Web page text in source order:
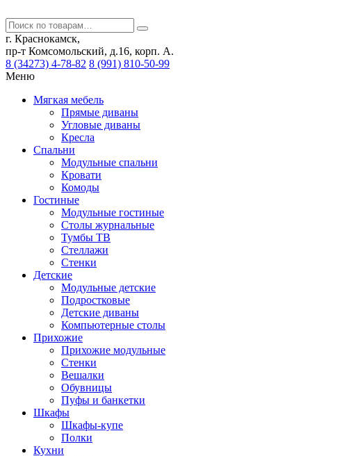
г. Краснокамск,
пр-т Комсомольский, д.16, корп. А.
8 (34273) 4-78-82 8 (991) 810-50-99
Меню
Мягкая мебель
Прямые диваны
Угловые диваны
Кресла
Спальни
Модульные спальни
Кровати
Комоды
Гостиные
Модульные гостиные
Столы журнальные
Тумбы ТВ
Стеллажи
Стенки
Детские
Модульные детские
Подростковые
Детские диваны
Компьютерные столы
Прихожие
Прихожие модульные
Стенки
Вешалки
Обувницы
Пуфы и банкетки
Шкафы
Шкафы-купе
Полки
Кухни